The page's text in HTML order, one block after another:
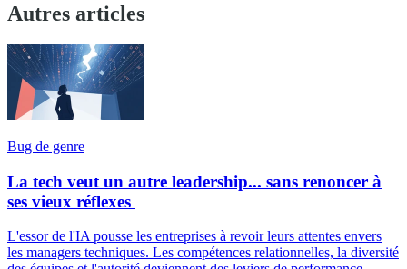
Autres articles
Bug de genre
La tech veut un autre leadership... sans renoncer à
ses vieux réflexes
L'essor de l'IA pousse les entreprises à revoir leurs attentes envers
les managers techniques. Les compétences relationnelles, la diversité